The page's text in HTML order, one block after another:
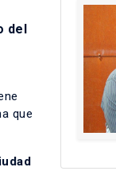
del
que